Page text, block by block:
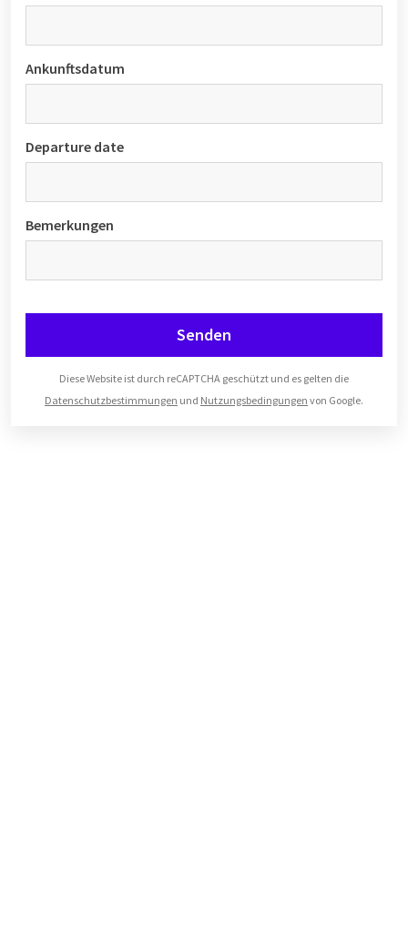
Ankunftsdatum
Departure date
Bemerkungen
Senden
Diese Website ist durch reCAPTCHA geschützt und es gelten die
Datenschutzbestimmungen und Nutzungsbedingungen von Google.